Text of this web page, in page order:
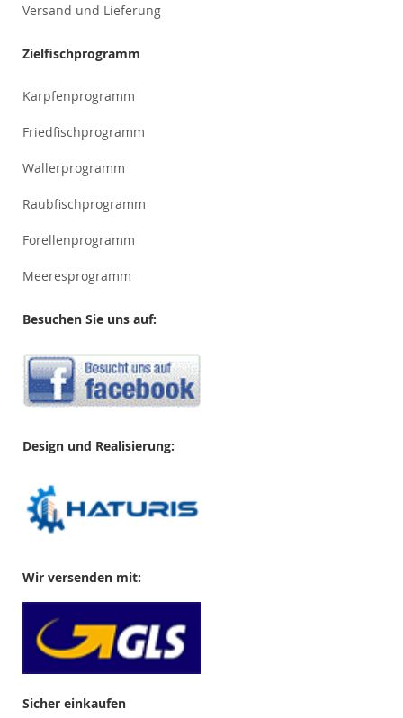
Versand und Lieferung
Zielfischprogramm
Karpfenprogramm
Friedfischprogramm
Wallerprogramm
Raubfischprogramm
Forellenprogramm
Meeresprogramm
Besuchen Sie uns auf:
Design und Realisierung:
Wir versenden mit:
Sicher einkaufen